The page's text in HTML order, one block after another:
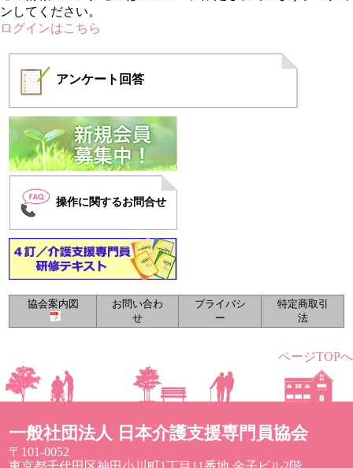
ンしてください。
ログインはこちら
アンケート 回答
操作に関するお問合せ
ページTOPへ
一般社団法人 日本介護支援専門員協会
〒101-0052
協会案内図
お問い合わ
せ
プライバシ
ー
特定商取引
法